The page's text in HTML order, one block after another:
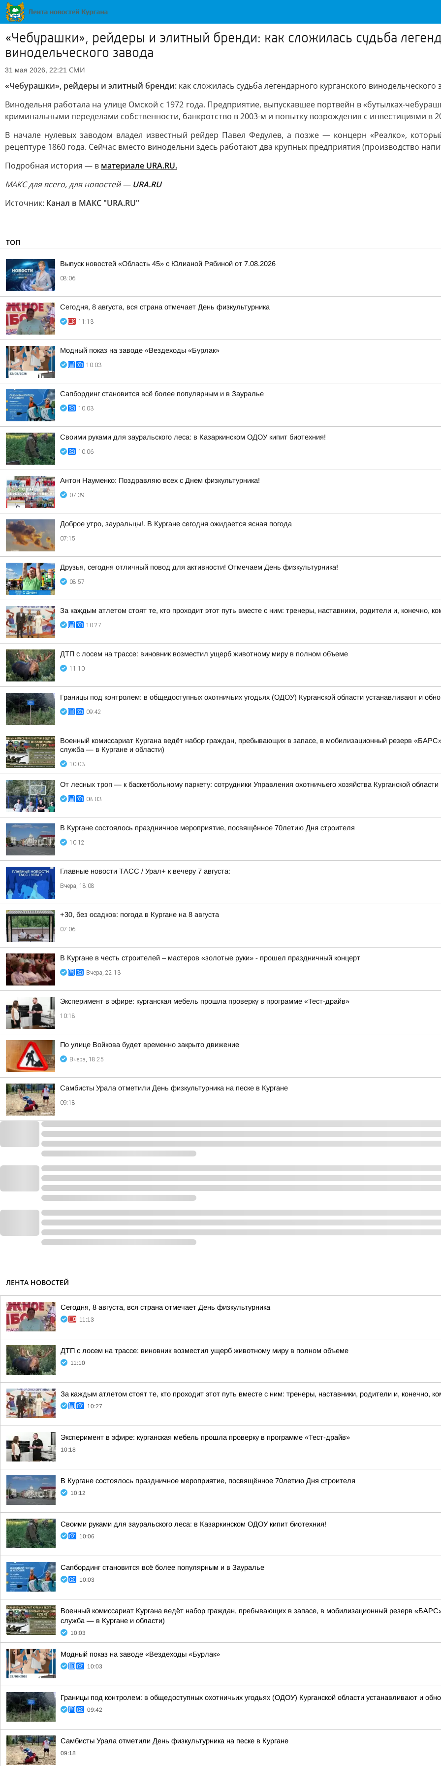
«Чебурашки», рейдеры и элитный бренди: как сложилась судьба
винодельческого завода
31 мая 2026, 22:21 СМИ
«Чебурашки», рейдеры и элитный бренди: как сложилась судьба легендарного курганского винодельческого
Винодельня работала на улице Омской с 1972 года. Предприятие, выпускавшее портвейн в «бутылках-
криминальными переделами собственности, банкротство в 2003-м и попытку возрождения с инвестициями в
В начале нулевых заводом владел известный рейдер Павел Федулев, а позже — концерн «Реалко»,
рецептуре 1860 года. Сейчас вместо винодельни здесь работают два крупных предприятия (производство
Подробная история — в материале URA.RU.
MAКС для всего, для новостей — URA.RU
Источник: Канал в МАКС "URA.RU"
ТОП
Выпуск новостей «Область 45» с Юлианой Рябиной от 7.08.2026
08:06
Сегодня, 8 августа, вся страна отмечает День физкультурника
11:13
Модный показ на заводе «Вездеходы «Бурлак»
10:03
Сапбординг становится всё более популярным и в Зауралье
10:03
Своими руками для зауральского леса: в Казаркинском ОДОУ кипит биотехния!
10:06
Антон Науменко: Поздравляю всех с Днем физкультурника!
07:39
Доброе утро, зауральцы!. В Кургане сегодня ожидается ясная погода
07:15
Друзья, сегодня отличный повод для активности! Отмечаем День физкультурника!
08:57
За каждым атлетом стоят те, кто проходит этот путь вместе с ним: тренеры, наставники, родители и, конечно,
10:27
ДТП с лосем на трассе: виновник возместил ущерб животному миру в полном объеме
11:10
Границы под контролем: в общедоступных охотничьих угодьях (ОДОУ) Курганской области устанавливают и
09:42
Военный комиссариат Кургана ведёт набор граждан, пребывающих в запасе, в мобилизационный резерв
служба — в Кургане и области)
10:03
От лесных троп — к баскетбольному паркету: сотрудники Управления охотничьего хозяйства Курганской
08:03
В Кургане состоялось праздничное мероприятие, посвящённое 70летию Дня строителя
10:12
Главные новости ТАСС / Урал+ к вечеру 7 августа:
Вчера, 18:08
+30, без осадков: погода в Кургане на 8 августа
07:06
В Кургане в честь строителей – мастеров «золотые руки» - прошел праздничный концерт
Вчера, 22:13
Эксперимент в эфире: курганская мебель прошла проверку в программе «Тест-драйв»
10:18
По улице Войкова будет временно закрыто движение
Вчера, 18:25
Самбисты Урала отметили День физкультурника на песке в Кургане
09:18
ЛЕНТА НОВОСТЕЙ
Сегодня, 8 августа, вся страна отмечает День физкультурника
11:13
ДТП с лосем на трассе: виновник возместил ущерб животному миру в полном объеме
11:10
За каждым атлетом стоят те, кто проходит этот путь вместе с ним: тренеры, наставники, родители и, конечно,
10:27
Эксперимент в эфире: курганская мебель прошла проверку в программе «Тест-драйв»
10:18
В Кургане состоялось праздничное мероприятие, посвящённое 70летию Дня строителя
10:12
Своими руками для зауральского леса: в Казаркинском ОДОУ кипит биотехния!
10:06
Сапбординг становится всё более популярным и в Зауралье
10:03
Военный комиссариат Кургана ведёт набор граждан, пребывающих в запасе, в мобилизационный резерв
служба — в Кургане и области)
10:03
Модный показ на заводе «Вездеходы «Бурлак»
10:03
Границы под контролем: в общедоступных охотничьих угодьях (ОДОУ) Курганской области устанавливают и
09:42
Самбисты Урала отметили День физкультурника на песке в Кургане
09:18